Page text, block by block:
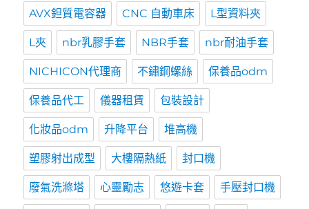
AVX鉭質電容器 CNC 自動車床 L型資料夾
L夾 nbr乳膠手套 NBR手套 nbr耐油手套
NICHICON代理商 不鏽鋼螺絲 保養品odm
保養品代工 儀器租賃 包裝設計
化妝品odm 升降平台 堆高機
塑膠射出成型 大樓隔熱紙 封口機
廢氣洗滌塔 心靈勵志 悠遊卡套 手壓封口機